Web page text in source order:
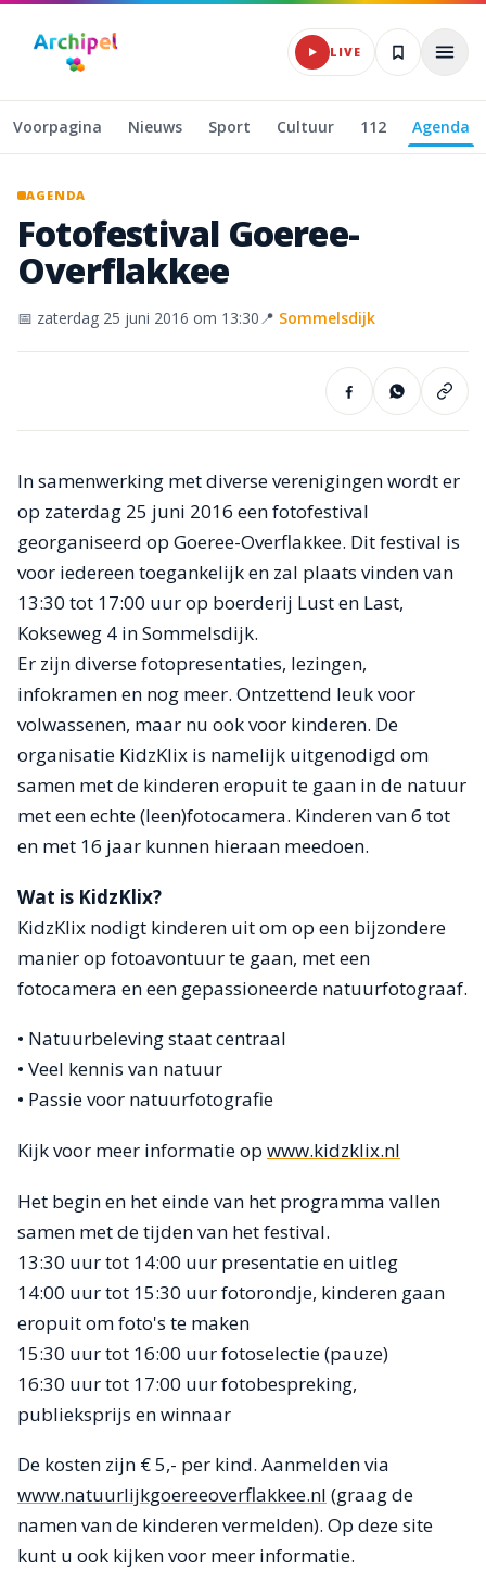
Naar hoofdinhoud
LIVE
Voorpagina Nieuws Sport Cultuur 112 Agenda
AGENDA
Fotofestival Goeree-
Overflakkee
📅 zaterdag 25 juni 2016 om 13:30📍 Sommelsdijk
In samenwerking met diverse verenigingen wordt er
op zaterdag 25 juni 2016 een fotofestival
georganiseerd op Goeree-Overflakkee. Dit festival is
voor iedereen toegankelijk en zal plaats vinden van
13:30 tot 17:00 uur op boerderij Lust en Last,
Kokseweg 4 in Sommelsdijk.
Er zijn diverse fotopresentaties, lezingen,
infokramen en nog meer. Ontzettend leuk voor
volwassenen, maar nu ook voor kinderen. De
organisatie KidzKlix is namelijk uitgenodigd om
samen met de kinderen eropuit te gaan in de natuur
met een echte (leen)fotocamera. Kinderen van 6 tot
en met 16 jaar kunnen hieraan meedoen.
Wat is KidzKlix?
KidzKlix nodigt kinderen uit om op een bijzondere
manier op fotoavontuur te gaan, met een
fotocamera en een gepassioneerde natuurfotograaf.
• Natuurbeleving staat centraal
• Veel kennis van natuur
• Passie voor natuurfotografie
Kijk voor meer informatie op www.kidzklix.nl
Het begin en het einde van het programma vallen
samen met de tijden van het festival.
13:30 uur tot 14:00 uur presentatie en uitleg
14:00 uur tot 15:30 uur fotorondje, kinderen gaan
eropuit om foto's te maken
15:30 uur tot 16:00 uur fotoselectie (pauze)
16:30 uur tot 17:00 uur fotobespreking,
publieksprijs en winnaar
De kosten zijn € 5,- per kind. Aanmelden via
www.natuurlijkgoereeoverflakkee.nl (graag de
namen van de kinderen vermelden). Op deze site
kunt u ook kijken voor meer informatie.